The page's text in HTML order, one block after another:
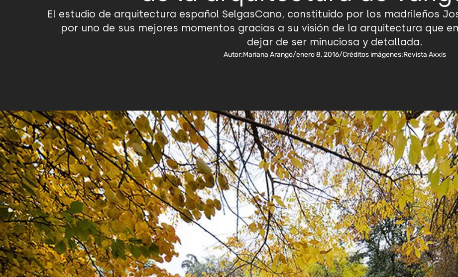
El estudio de arquitectura español SelgasCano, constituido por los madrileños
por uno de sus mejores momentos gracias a su visión de la arquitectura que
dejar de ser minuciosa y detallada.
Autor:Mariana Arango/enero 8, 2016/Créditos imágenes:Revista Axxis